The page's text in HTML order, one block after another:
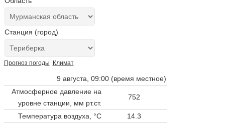
Станция (город)
Прогноз погоды Климат
9 августа, 09:00 (время местное)
Атмосферное давление на
уровне станции, мм рт.ст.
752
Температура воздуха, °C
14.3